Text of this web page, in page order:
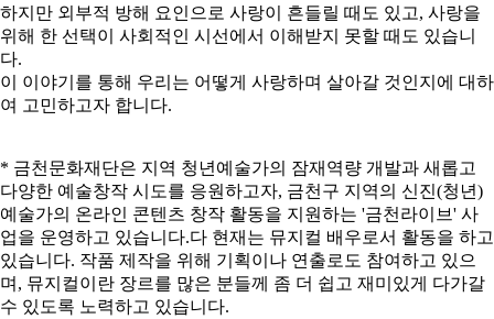
하지만 외부적 방해 요인으로 사랑이 흔들릴 때도 있고, 사랑을
위해 한 선택이 사회적인 시선에서 이해받지 못할 때도 있습니
다.
이 이야기를 통해 우리는 어떻게 사랑하며 살아갈 것인지에 대하
여 고민하고자 합니다.
* 금천문화재단은 지역 청년예술가의 잠재역량 개발과 새롭고
다양한 예술창작 시도를 응원하고자, 금천구 지역의 신진(청년)
예술가의 온라인 콘텐츠 창작 활동을 지원하는 '금천라이브' 사
업을 운영하고 있습니다.다 현재는 뮤지컬 배우로서 활동을 하고
있습니다. 작품 제작을 위해 기획이나 연출로도 참여하고 있으
며, 뮤지컬이란 장르를 많은 분들께 좀 더 쉽고 재미있게 다가갈
수 있도록 노력하고 있습니다.